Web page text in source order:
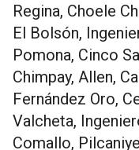
Regina, Choele
El Bolsón,
Pomona, Cinco
Chimpay, Allen,
Fernández Oro,
Valcheta,
Comallo,